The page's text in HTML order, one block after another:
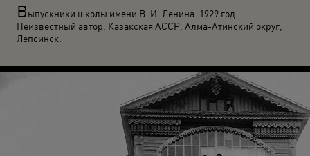
Выпускники школы имени В. И. Ленина. 1929 год.
Неизвестный автор. Казакская АССР, Алма-Атинский округ,
Лепсинск.